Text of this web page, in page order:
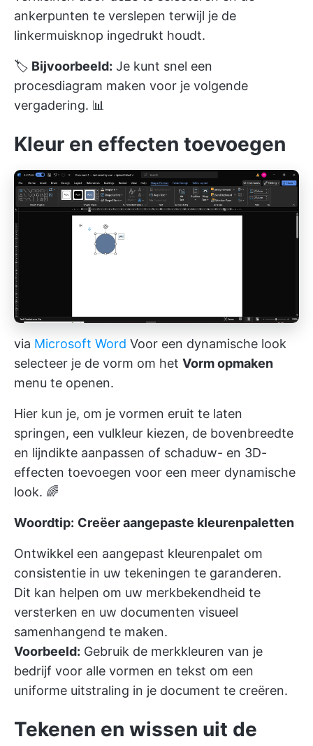
ankerpunten te verslepen terwijl je de
linkermuisknop ingedrukt houdt.
🏷️ Bijvoorbeeld: Je kunt snel een
procesdiagram maken voor je volgende
vergadering. 📊
Kleur en effecten toevoegen
via Microsoft Word Voor een dynamische look
selecteer je de vorm om het Vorm opmaken
menu te openen.
Hier kun je, om je vormen eruit te laten
springen, een vulkleur kiezen, de bovenbreedte
en lijndikte aanpassen of schaduw- en 3D-
effecten toevoegen voor een meer dynamische
look. 🌈
Woordtip: Creëer aangepaste kleurenpaletten
Ontwikkel een aangepast kleurenpalet om
consistentie in uw tekeningen te garanderen.
Dit kan helpen om uw merkbekendheid te
versterken en uw documenten visueel
samenhangend te maken.
Voorbeeld: Gebruik de merkkleuren van je
bedrijf voor alle vormen en tekst om een
uniforme uitstraling in je document te creëren.
Tekenen en wissen uit de